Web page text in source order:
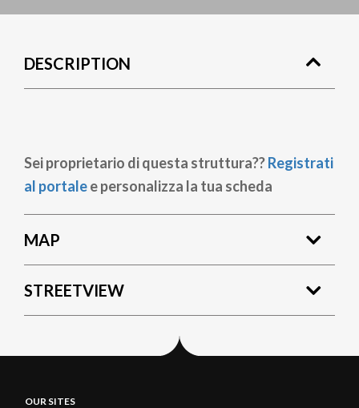
DESCRIPTION
Sei proprietario di questa struttura??Registrati
al portalee personalizza la tua scheda
MAP
STREETVIEW
OUR SITES